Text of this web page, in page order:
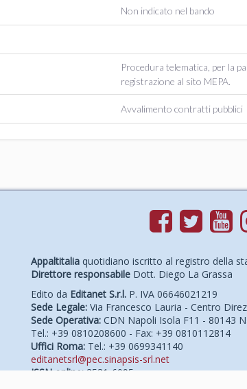
Non indicato nel bando
Procedura telematica, per la
registrazione al sito MEPA.
Avvalimento contratti pubblici
Appaltitaliaquotidiano iscritto al registro della
Direttore responsabileDott. Diego La Grassa
Edito da Editanet S.r.l.P. IVA 06646021219
Sede Legale:Via Francesco Lauria - Centro
Sede Operativa:CDN Napoli Isola F11 - 80143
Tel.: +39 0810208600 - Fax: +39 0810112814
Uffici Roma:Tel.: +39 0699341140
editanetsrl@pec.sinapsis-srl.net
ISSN online:2531-6095